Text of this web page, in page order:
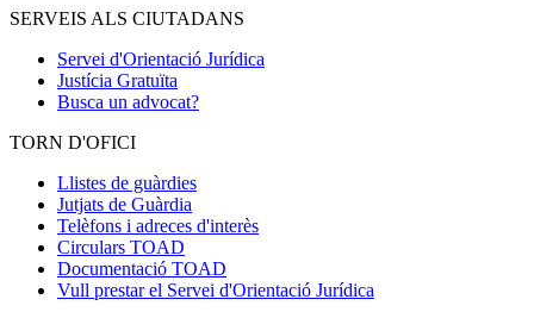
SERVEIS ALS CIUTADANS
Servei d'Orientació Jurídica
Justícia Gratuïta
Busca un advocat?
TORN D'OFICI
Llistes de guàrdies
Jutjats de Guàrdia
Telèfons i adreces d'interès
Circulars TOAD
Documentació TOAD
Vull prestar el Servei d'Orientació Jurídica